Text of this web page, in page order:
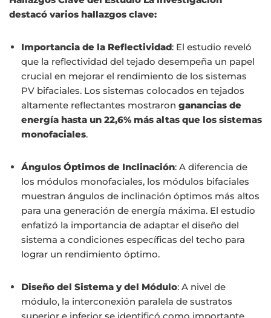
destacó varios hallazgos clave:
Importancia de la Reflectividad: El estudio reveló
que la reflectividad del tejado desempeña un papel
crucial en mejorar el rendimiento de los sistemas
PV bifaciales. Los sistemas colocados en tejados
altamente reflectantes mostraron ganancias de
energía hasta un 22,6% más altas que los sistemas
monofaciales.
Ángulos Óptimos de Inclinación: A diferencia de
los módulos monofaciales, los módulos bifaciales
muestran ángulos de inclinación óptimos más altos
para una generación de energía máxima. El estudio
enfatizó la importancia de adaptar el diseño del
sistema a condiciones específicas del techo para
lograr un rendimiento óptimo.
Diseño del Sistema y del Módulo: A nivel de
módulo, la interconexión paralela de sustratos
superior e inferior se identificó como importante